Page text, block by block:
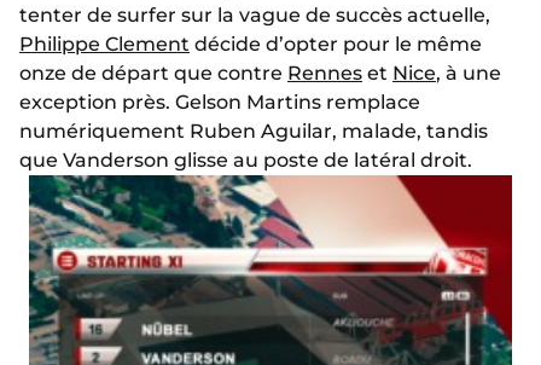
tenter de surfer sur la vague de succès actuelle,
Philippe Clement décide d’opter pour le même
onze de départ que contre Rennes et Nice, à une
exception près. Gelson Martins remplace
numériquement Ruben Aguilar, malade, tandis
que Vanderson glisse au poste de latéral droit.